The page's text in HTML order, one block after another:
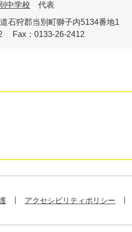
中学校
代表
石狩郡当別町獅子内5134番地1
Fax：0133-26-2412
アクセシビリティポリシー